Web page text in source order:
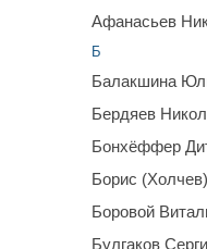
Афанасьев
Б
Балакшина
Бердяев
Бонхёффер
Борис
Боровой
Булгаков